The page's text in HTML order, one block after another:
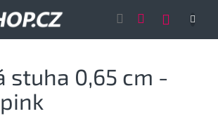
stuha 0,65 cm -